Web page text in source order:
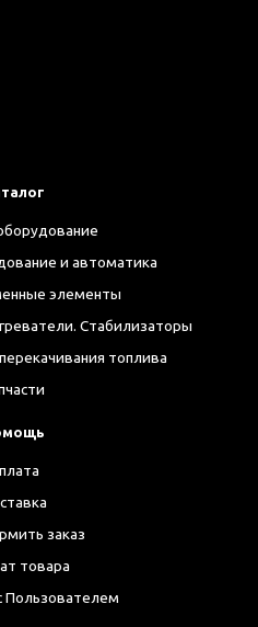
и автоматика
элементы
Стабилизаторы
топлива
заказ
товара
Пользователем